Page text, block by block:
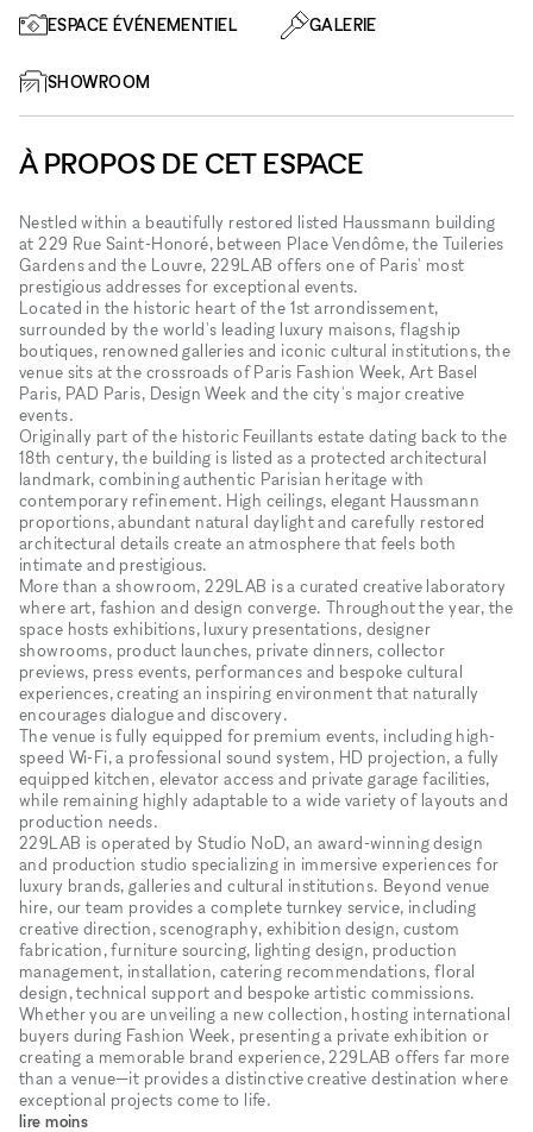
ESPACE ÉVÉNEMENTIEL GALERIE
SHOWROOM
À PROPOS DE CET ESPACE
Nestled within a beautifully restored listed Haussmann building
at 229 Rue Saint-Honoré, between Place Vendôme, the Tuileries
Gardens and the Louvre, 229LAB offers one of Paris' most
prestigious addresses for exceptional events.
Located in the historic heart of the 1st arrondissement,
surrounded by the world's leading luxury maisons, flagship
boutiques, renowned galleries and iconic cultural institutions, the
venue sits at the crossroads of Paris Fashion Week, Art Basel
Paris, PAD Paris, Design Week and the city's major creative
events.
Originally part of the historic Feuillants estate dating back to the
18th century, the building is listed as a protected architectural
landmark, combining authentic Parisian heritage with
contemporary refinement. High ceilings, elegant Haussmann
proportions, abundant natural daylight and carefully restored
architectural details create an atmosphere that feels both
intimate and prestigious.
More than a showroom, 229LAB is a curated creative laboratory
where art, fashion and design converge. Throughout the year, the
space hosts exhibitions, luxury presentations, designer
showrooms, product launches, private dinners, collector
previews, press events, performances and bespoke cultural
experiences, creating an inspiring environment that naturally
encourages dialogue and discovery.
The venue is fully equipped for premium events, including high-
speed Wi-Fi, a professional sound system, HD projection, a fully
equipped kitchen, elevator access and private garage facilities,
while remaining highly adaptable to a wide variety of layouts and
production needs.
229LAB is operated by Studio NoD, an award-winning design
and production studio specializing in immersive experiences for
luxury brands, galleries and cultural institutions. Beyond venue
hire, our team provides a complete turnkey service, including
creative direction, scenography, exhibition design, custom
fabrication, furniture sourcing, lighting design, production
management, installation, catering recommendations, floral
design, technical support and bespoke artistic commissions.
Whether you are unveiling a new collection, hosting international
buyers during Fashion Week, presenting a private exhibition or
creating a memorable brand experience, 229LAB offers far more
than a venue—it provides a distinctive creative destination where
exceptional projects come to life.
lire moins